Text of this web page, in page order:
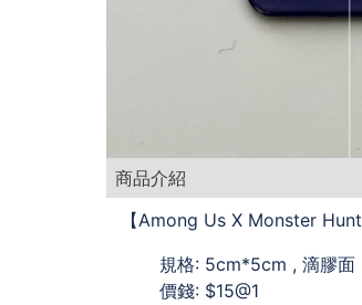
商品介紹
【Among Us X Monster
規格: 5cm*5cm , 滴膠面
價錢: $15@1